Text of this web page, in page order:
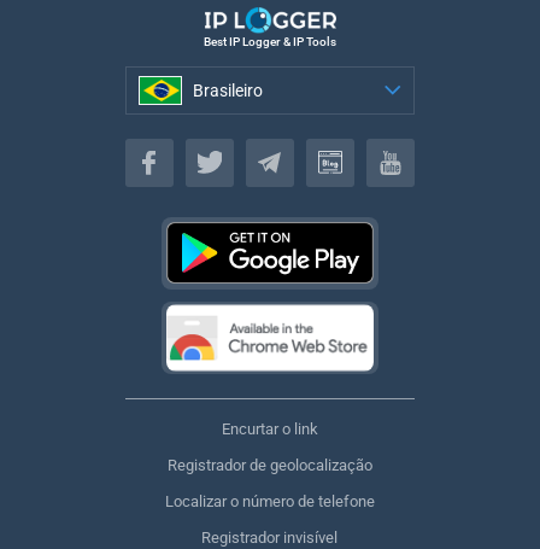
Best IP Logger & IP Tools
Brasileiro
Brasileiro
Encurtar o link
Registrador de geolocalização
Localizar o número de telefone
Registrador invisível